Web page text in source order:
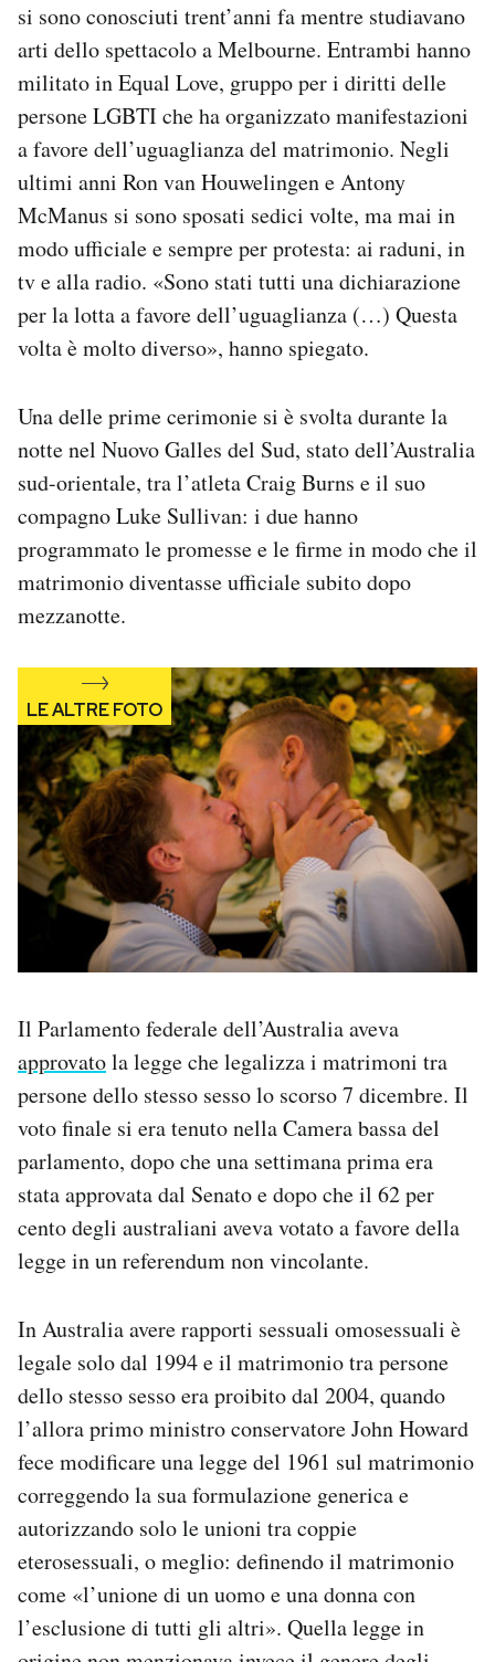
si sono conosciuti trent’anni fa mentre studiavano
arti dello spettacolo a Melbourne. Entrambi hanno
militato in Equal Love, gruppo per i diritti delle
persone LGBTI che ha organizzato manifestazioni
a favore dell’uguaglianza del matrimonio. Negli
ultimi anni Ron van Houwelingen e Antony
McManus si sono sposati sedici volte, ma mai in
modo ufficiale e sempre per protesta: ai raduni, in
tv e alla radio. «Sono stati tutti una dichiarazione
per la lotta a favore dell’uguaglianza (…) Questa
volta è molto diverso», hanno spiegato.
Una delle prime cerimonie si è svolta durante la
notte nel Nuovo Galles del Sud, stato dell’Australia
sud-orientale, tra l’atleta Craig Burns e il suo
compagno Luke Sullivan: i due hanno
programmato le promesse e le firme in modo che il
matrimonio diventasse ufficiale subito dopo
mezzanotte.
Il Parlamento federale dell’Australia aveva
approvatola legge che legalizza i matrimoni tra
persone dello stesso sesso lo scorso 7 dicembre. Il
voto finale si era tenuto nella Camera bassa del
parlamento, dopo che una settimana prima era
stata approvata dal Senato e dopo che il 62 per
cento degli australiani aveva votato a favore della
legge in un referendum non vincolante.
In Australia avere rapporti sessuali omosessuali è
legale solo dal 1994 e il matrimonio tra persone
dello stesso sesso era proibito dal 2004, quando
l’allora primo ministro conservatore John Howard
fece modificare una legge del 1961 sul matrimonio
correggendo la sua formulazione generica e
autorizzando solo le unioni tra coppie
eterosessuali, o meglio: definendo il matrimonio
come «l’unione di un uomo e una donna con
l’esclusione di tutti gli altri». Quella legge in